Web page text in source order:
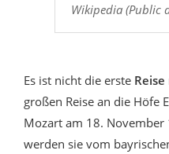
Wikipedia (Public
Es ist nicht die erste
großen Reise an die Höfe
Mozart am 18. November
werden sie vom